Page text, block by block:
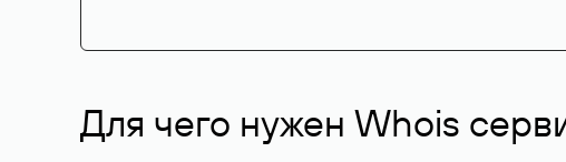
Для чего нужен Whois